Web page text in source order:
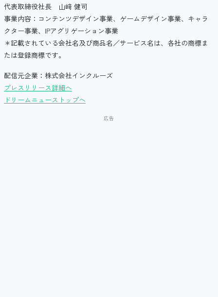
代表取締役社長 山﨑 健司
事業内容：コンテンツデザイン事業、ゲームデザイン事業、キャラ
クター事業、IPアグリゲーション事業
＊記載されている会社名及び商品名／サービス名は、各社の商標ま
たは登録商標です。
配信元企業：株式会社インクルーズ
プレスリリース詳細へ
ドリームニューストップへ